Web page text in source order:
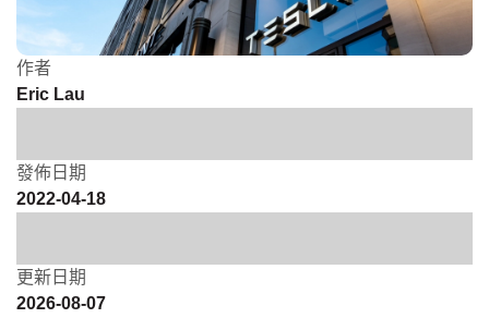
作者
Eric Lau
發佈日期
2022-04-18
更新日期
2026-08-07